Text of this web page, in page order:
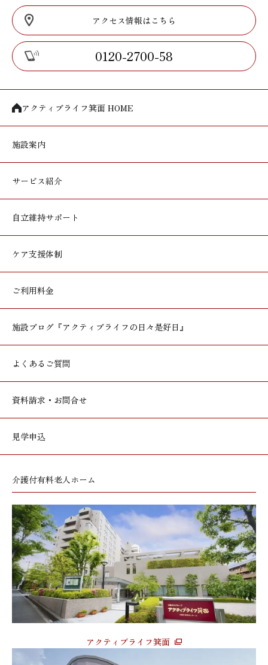
アクセス情報はこちら
0120-2700-58
アクティブライフ箕面 HOME
施設案内
サービス紹介
自立維持サポート
ケア支援体制
ご利用料金
施設ブログ 『アクティブライフの日々是好日』
よくあるご質問
資料請求・お問合せ
見学申込
介護付有料老人ホーム
アクティブライフ箕面